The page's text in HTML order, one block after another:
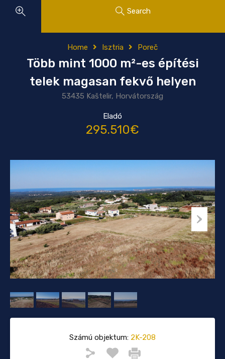
Search
Home Isztria Poreč
Több mint 1000 m²-es építési
telek magasan fekvő helyen
53435 Kaštelir, Horvátország
Eladó
295.510€
Számú objektum: 2K-208